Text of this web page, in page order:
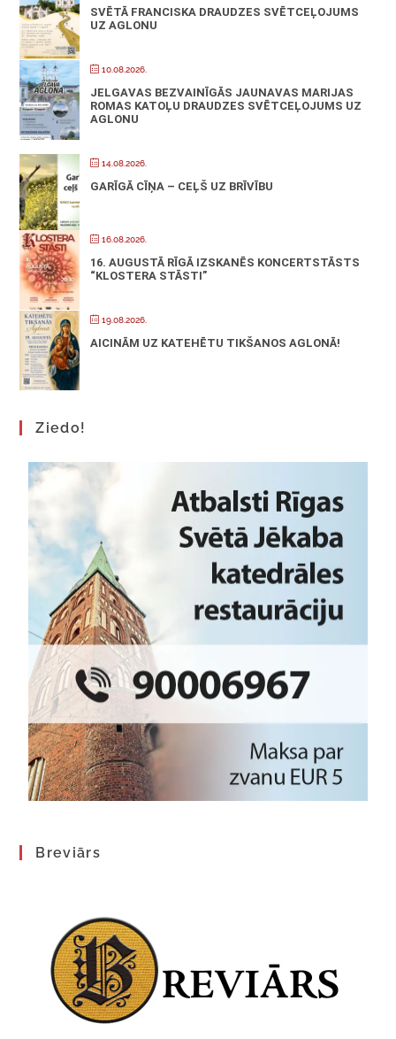
SVĒTĀ FRANCISKA DRAUDZES SVĒTCEĻOJUMS
UZ AGLONU
10.08.2026.
JELGAVAS BEZVAINĪGĀS JAUNAVAS MARIJAS
ROMAS KATOĻU DRAUDZES SVĒTCEĻOJUMS UZ
AGLONU
14.08.2026.
GARĪGĀ CĪŅA – CEĻŠ UZ BRĪVĪBU
16.08.2026.
16. AUGUSTĀ RĪGĀ IZSKANĒS KONCERTSTĀSTS
“KLOSTERA STĀSTI”
19.08.2026.
AICINĀM UZ KATEHĒTU TIKŠANOS AGLONĀ!
Ziedo!
Breviārs